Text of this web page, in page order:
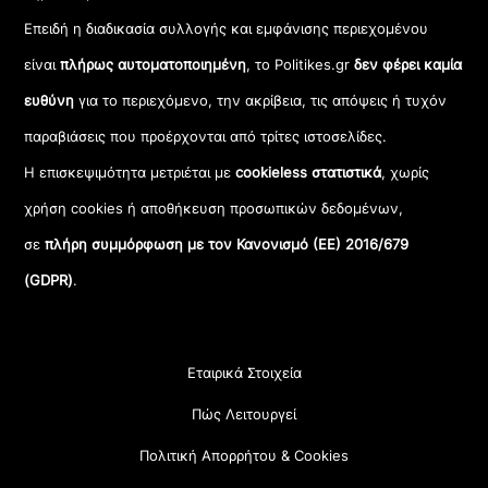
Επειδή η διαδικασία συλλογής και εμφάνισης περιεχομένου
είναιπλήρως αυτοματοποιημένη, το Politikes.grδεν φέρει καμία
ευθύνη για το περιεχόμενο, την ακρίβεια, τις απόψεις ή τυχόν
παραβιάσεις που προέρχονται από τρίτες ιστοσελίδες.
Η επισκεψιμότητα μετριέται μεcookieless στατιστικά, χωρίς
χρήση cookies ή αποθήκευση προσωπικών δεδομένων,
σεπλήρη συμμόρφωση με τον Κανονισμό (ΕΕ) 2016/679
(GDPR).
Εταιρικά Στοιχεία
Πώς Λειτουργεί
Πολιτική Απορρήτου & Cookies